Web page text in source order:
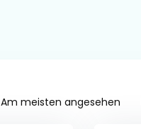
Am meisten angesehen